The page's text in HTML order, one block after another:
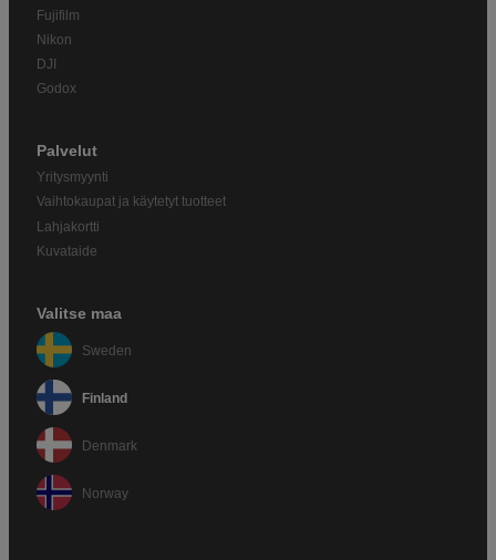
Fujifilm
Nikon
DJI
Godox
Palvelut
Yritysmyynti
Vaihtokaupat ja käytetyt tuotteet
Lahjakortti
Kuvataide
Valitse maa
Sweden
Finland
Denmark
Norway